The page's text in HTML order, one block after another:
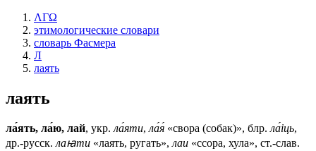
ΛΓΩ
этимологические словари
словарь Фасмера
Л
лаять
лаять
ла́ять, ла́ю, лай, укр. ла́яти, ла́я́ «свора (собак)», блр. ла́iць,
др.-русск. лаꙗти «лаять, ругать», лаи «ссора, хула», ст.-слав.